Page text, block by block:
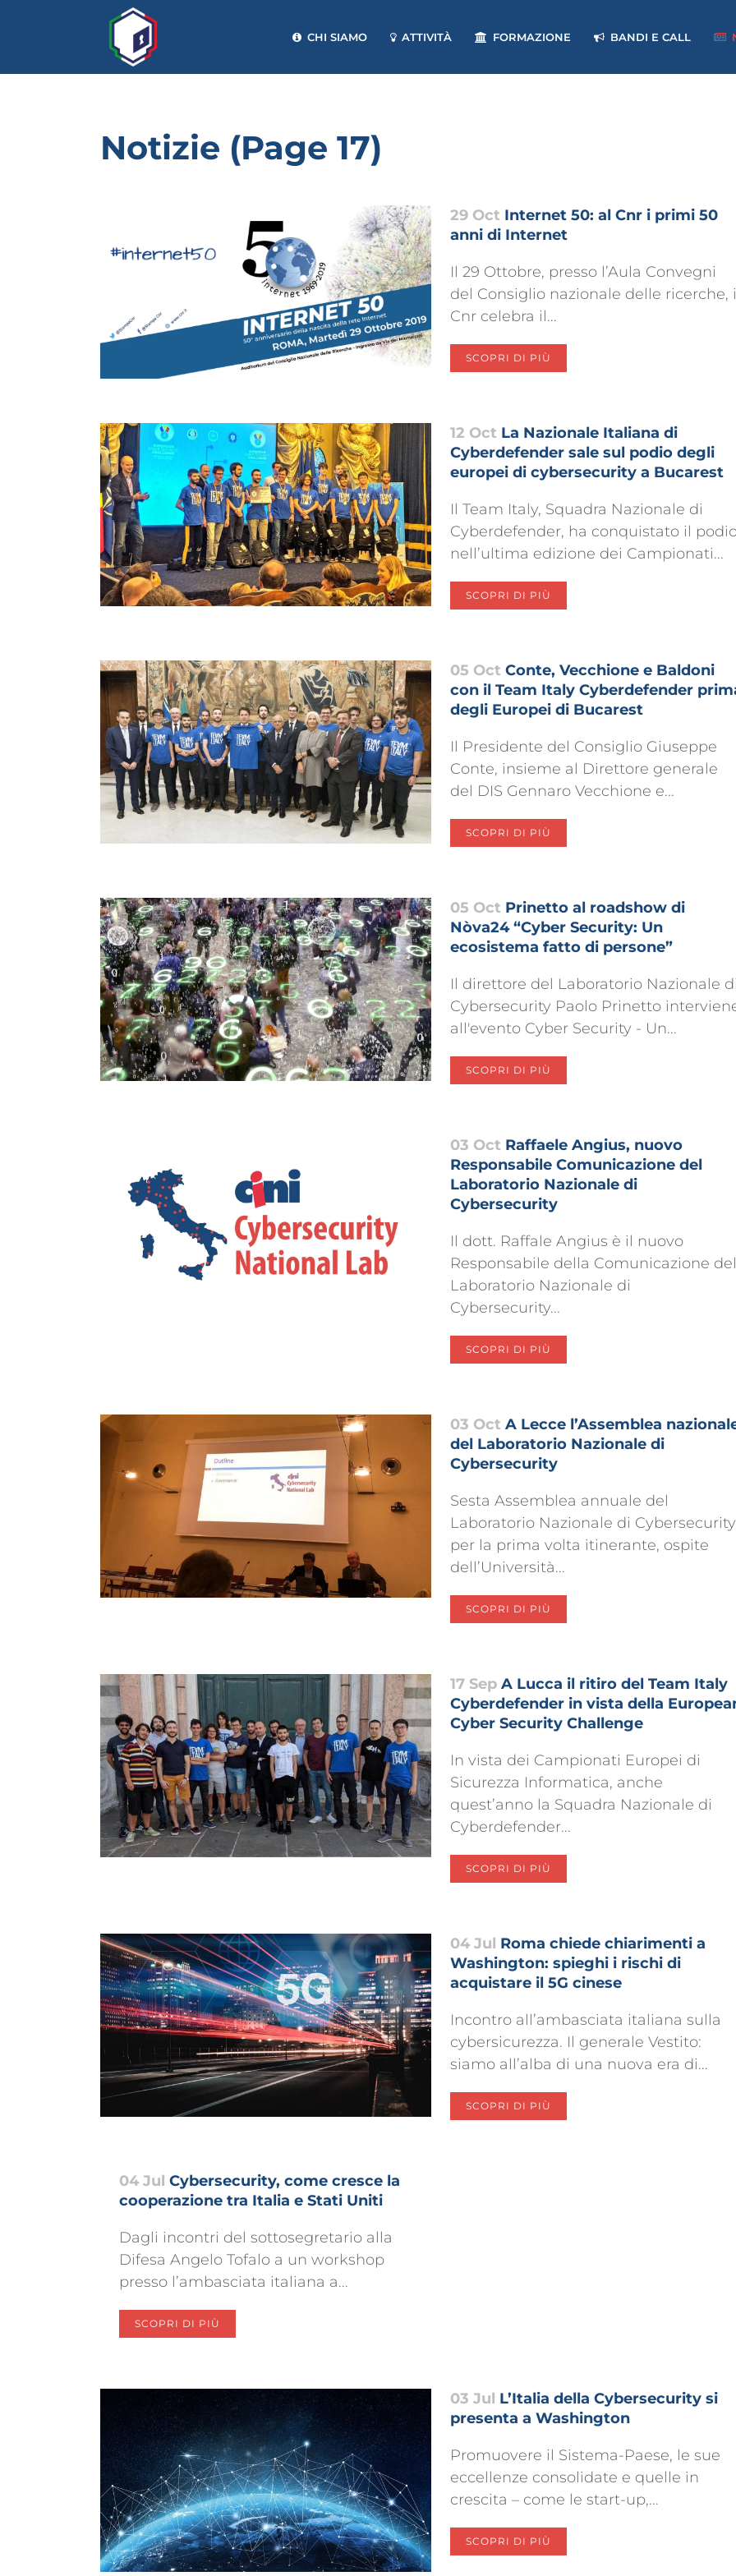
CHI SIAMO ATTIVITÀ FORMAZIONE BANDI E CALL
Notizie (Page 17)
29 Oct Internet 50: al Cnr i primi 50
anni di Internet
Il 29 Ottobre, presso l’Aula Convegni
del Consiglio nazionale delle ricerche,
Cnr celebra il...
SCOPRI DI PIÙ
12 Oct La Nazionale Italiana di
Cyberdefender sale sul podio degli
europei di cybersecurity a Bucarest
Il Team Italy, Squadra Nazionale di
Cyberdefender, ha conquistato il
nell’ultima edizione dei Campionati...
SCOPRI DI PIÙ
05 Oct Conte, Vecchione e Baldoni
con il Team Italy Cyberdefender
degli Europei di Bucarest
Il Presidente del Consiglio Giuseppe
Conte, insieme al Direttore generale
del DIS Gennaro Vecchione e...
SCOPRI DI PIÙ
05 Oct Prinetto al roadshow di
Nòva24 “Cyber Security: Un
ecosistema fatto di persone”
Il direttore del Laboratorio Nazionale
Cybersecurity Paolo Prinetto
all'evento Cyber Security - Un...
SCOPRI DI PIÙ
03 Oct Raffaele Angius, nuovo
Responsabile Comunicazione del
Laboratorio Nazionale di
Cybersecurity
Il dott. Raffale Angius è il nuovo
Responsabile della Comunicazione del
Laboratorio Nazionale di
Cybersecurity...
SCOPRI DI PIÙ
03 Oct A Lecce l’Assemblea
del Laboratorio Nazionale di
Cybersecurity
Sesta Assemblea annuale del
Laboratorio Nazionale di
per la prima volta itinerante, ospite
dell’Università...
SCOPRI DI PIÙ
17 Sep A Lucca il ritiro del Team Italy
Cyberdefender in vista della
Cyber Security Challenge
In vista dei Campionati Europei di
Sicurezza Informatica, anche
quest’anno la Squadra Nazionale di
Cyberdefender...
SCOPRI DI PIÙ
04 Jul Roma chiede chiarimenti a
Washington: spieghi i rischi di
acquistare il 5G cinese
Incontro all’ambasciata italiana sulla
cybersicurezza. Il generale Vestito:
siamo all’alba di una nuova era di...
SCOPRI DI PIÙ
04 Jul Cybersecurity, come cresce la
cooperazione tra Italia e Stati Uniti
Dagli incontri del sottosegretario alla
Difesa Angelo Tofalo a un workshop
presso l’ambasciata italiana a...
SCOPRI DI PIÙ
03 Jul L’Italia della Cybersecurity si
presenta a Washington
Promuovere il Sistema-Paese, le sue
eccellenze consolidate e quelle in
crescita – come le start-up,...
SCOPRI DI PIÙ